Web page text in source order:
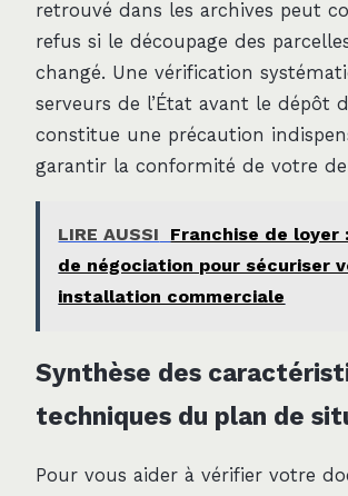
retrouvé dans les archives peut
refus si le découpage des
changé. Une vérification
serveurs de l’État avant le dépôt
constitue une précaution
garantir la conformité de votre
LIRE AUSSI
Franchise de loyer
de négociation pour sécuriser
installation commerciale
Synthèse des
techniques du plan de
Pour vous aider à vérifier votre